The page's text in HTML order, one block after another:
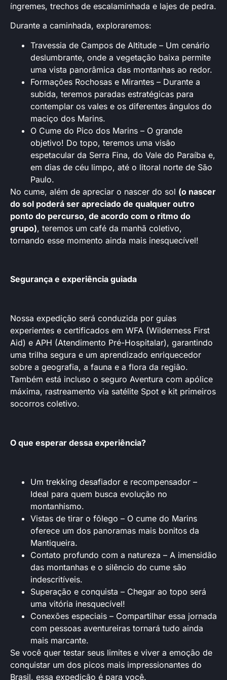
íngremes, trechos de escalaminhada e lajes de pedra.
Durante a caminhada, exploraremos:
Travessia de Campos de Altitude – Um cenário
deslumbrante, onde a vegetação baixa permite
uma vista panorâmica das montanhas ao redor.
Formações Rochosas e Mirantes – Durante a
subida, teremos paradas estratégicas para
contemplar os vales e os diferentes ângulos do
maciço dos Marins.
O Cume do Pico dos Marins – O grande
objetivo! Do topo, teremos uma visão
espetacular da Serra Fina, do Vale do Paraíba e,
em dias de céu limpo, até o litoral norte de São
Paulo.
No cume, além de apreciar o nascer do sol (o nascer
do sol poderá ser apreciado de qualquer outro
ponto do percurso, de acordo com o ritmo do
grupo), teremos um café da manhã coletivo,
tornando esse momento ainda mais inesquecível!
Segurança e experiência guiada
Nossa expedição será conduzida por guias
experientes e certificados em WFA (Wilderness First
Aid) e APH (Atendimento Pré-Hospitalar), garantindo
uma trilha segura e um aprendizado enriquecedor
sobre a geografia, a fauna e a flora da região.
Também está incluso o seguro Aventura com apólice
máxima, rastreamento via satélite Spot e kit primeiros
socorros coletivo.
O que esperar dessa experiência?
Um trekking desafiador e recompensador –
Ideal para quem busca evolução no
montanhismo.
Vistas de tirar o fôlego – O cume do Marins
oferece um dos panoramas mais bonitos da
Mantiqueira.
Contato profundo com a natureza – A imensidão
das montanhas e o silêncio do cume são
indescritíveis.
Superação e conquista – Chegar ao topo será
uma vitória inesquecível!
Conexões especiais – Compartilhar essa jornada
com pessoas aventureiras tornará tudo ainda
mais marcante.
Se você quer testar seus limites e viver a emoção de
conquistar um dos picos mais impressionantes do
Brasil, essa expedição é para você.